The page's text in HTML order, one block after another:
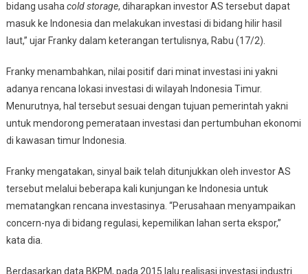
bidang usahacold storage, diharapkan investor AS tersebut dapat
masuk ke Indonesia dan melakukan investasi di bidang hilir hasil
laut,” ujar Franky dalam keterangan tertulisnya, Rabu (17/2).
Franky menambahkan, nilai positif dari minat investasi ini yakni
adanya rencana lokasi investasi di wilayah Indonesia Timur.
Menurutnya, hal tersebut sesuai dengan tujuan pemerintah yakni
untuk mendorong pemerataan investasi dan pertumbuhan ekonomi
di kawasan timur Indonesia.
Franky mengatakan, sinyal baik telah ditunjukkan oleh investor AS
tersebut melalui beberapa kali kunjungan ke Indonesia untuk
mematangkan rencana investasinya. “Perusahaan menyampaikan
concern-nya di bidang regulasi, kepemilikan lahan serta ekspor,”
kata dia.
Berdasarkan data BKPM, pada 2015 lalu realisasi investasi industri